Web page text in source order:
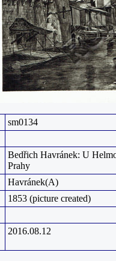
sm0134
Bedřich Havránek: U
Prahy
Havránek(A)
1853 (picture created)
2016.08.12